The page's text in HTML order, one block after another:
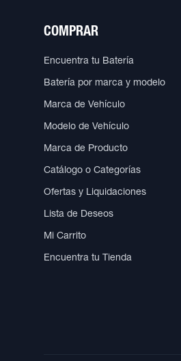
COMPRAR
Encuentra tu Batería
Batería por marca y modelo
Marca de Vehículo
Modelo de Vehículo
Marca de Producto
Catálogo o Categorías
Ofertas y Liquidaciones
Lista de Deseos
Mi Carrito
Encuentra tu Tienda